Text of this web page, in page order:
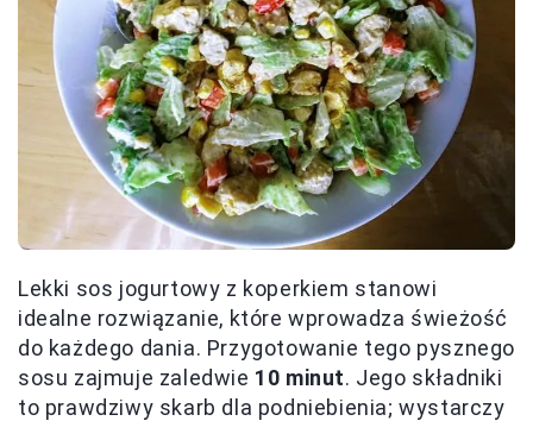
Lekki sos jogurtowy z koperkiem stanowi
idealne rozwiązanie, które wprowadza świeżość
do każdego dania. Przygotowanie tego pysznego
sosu zajmuje zaledwie 10 minut. Jego składniki
to prawdziwy skarb dla podniebienia; wystarczy